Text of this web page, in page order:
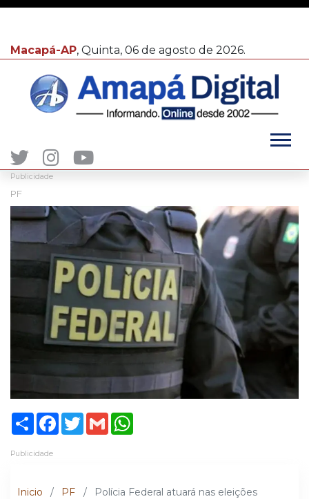
Macapá-AP, Quinta, 06 de agosto de 2026.
Publicidade
PF
ShareFacebook
TwitterGmail
Publicidade
Inicio / PF /
Polícia Federal atuará nas eleições